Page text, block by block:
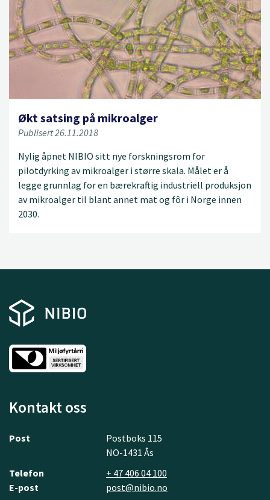
Økt satsing på mikroalger
Publisert 26.11.2018
Nylig åpnet NIBIO sitt nye forskningsrom for
pilotdyrking av mikroalger i større skala. Målet er å
legge grunnlag for en bærekraftig industriell produksjon
av mikroalger til blant annet mat og fôr i Norge innen
2030.
Kontakt oss
Post
Postboks 115
NO-1431 Ås
Telefon
+ 47 406 04 100
E-post
post@nibio.no